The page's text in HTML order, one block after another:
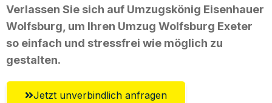
Verlassen Sie sich auf Umzugskönig Eisenhauer
Wolfsburg, um Ihren Umzug Wolfsburg Exeter
so einfach und stressfrei wie möglich zu
gestalten.
Jetzt unverbindlich anfragen